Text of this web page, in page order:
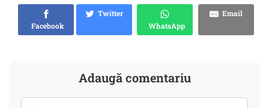
Facebook
Twitter
WhatsApp
Email
Adaugă comentariu